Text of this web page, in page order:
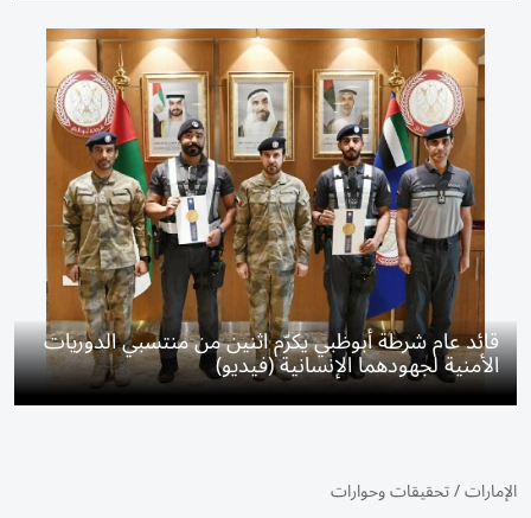
قائد عام شرطة أبوظبي يكرّم اثنين من منتسبي الدوريات
الأمنية لجهودهما الإنسانية (فيديو)
الإمارات/تحقيقات وحوارات